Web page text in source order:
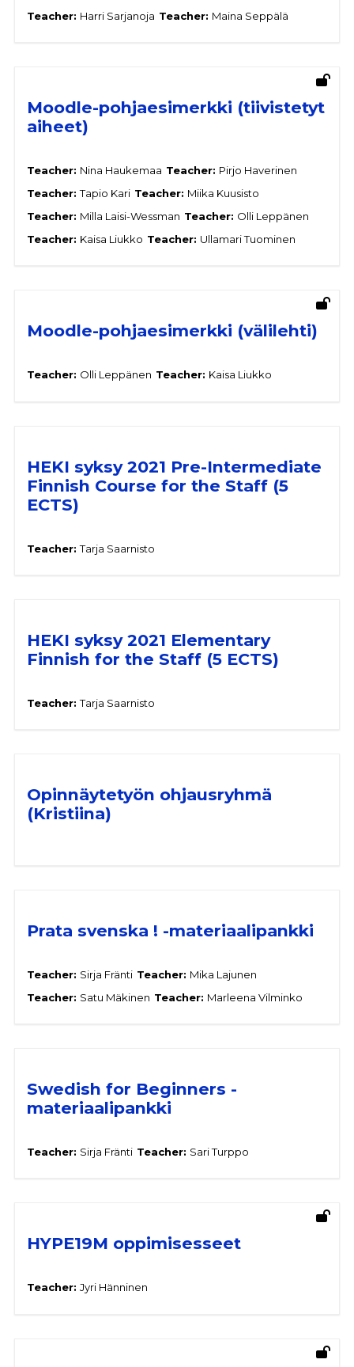
Teacher: Harri Sarjanoja Teacher: Maina Seppälä
Moodle-pohjaesimerkki (tiivistetyt
aiheet)
Teacher: Nina Haukemaa Teacher: Pirjo Haverinen
Teacher:Tapio Kari Teacher: Miika Kuusisto
Teacher: Milla Laisi-Wessman Teacher: Olli Leppänen
Teacher: Kaisa Liukko Teacher: Ullamari Tuominen
Moodle-pohjaesimerkki (välilehti)
Teacher: Olli Leppänen Teacher: Kaisa Liukko
HEKI syksy 2021 Pre-Intermediate
Finnish Course for the Staff (5
ECTS)
Teacher:Tarja Saarnisto
HEKI syksy 2021 Elementary
Finnish for the Staff (5 ECTS)
Teacher:Tarja Saarnisto
Opinnäytetyön ohjausryhmä
(Kristiina)
Prata svenska ! -materiaalipankki
Teacher: Sirja Fränti Teacher: Mika Lajunen
Teacher: Satu Mäkinen Teacher: Marleena Vilminko
Swedish for Beginners -
materiaalipankki
Teacher: Sirja Fränti Teacher: Sari Turppo
HYPE19M oppimisesseet
Teacher: Jyri Hänninen